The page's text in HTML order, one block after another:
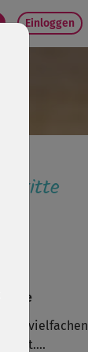
Einloggen
auf vielfachen